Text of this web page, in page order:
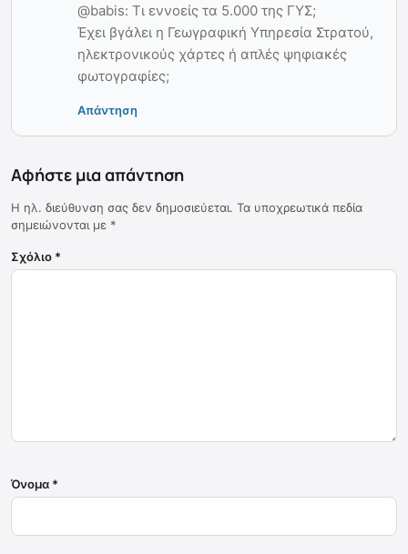
@babis: Τι εννοείς τα 5.000 της ΓΥΣ;
Έχει βγάλει η Γεωγραφική Υπηρεσία Στρατού,
ηλεκτρονικούς χάρτες ή απλές ψηφιακές
φωτογραφίες;
Απάντηση
Αφήστε μια απάντηση
Η ηλ. διεύθυνση σας δεν δημοσιεύεται. Τα υποχρεωτικά πεδία
σημειώνονται με *
Σχόλιο *
Όνομα *